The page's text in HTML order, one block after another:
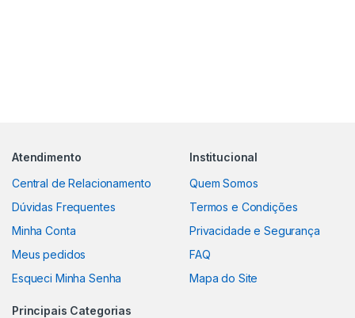
Atendimento
Central de Relacionamento
Dúvidas Frequentes
Minha Conta
Meus pedidos
Esqueci Minha Senha
Institucional
Quem Somos
Termos e Condições
Privacidade e Segurança
FAQ
Mapa do Site
Principais Categorias